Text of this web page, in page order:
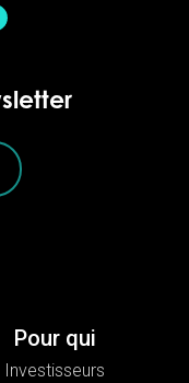
Pour qui
Investisseurs